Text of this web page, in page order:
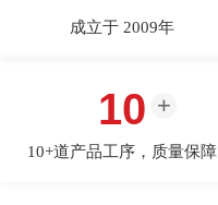
成立于 2009年
10
10+道产品工序，质量保障